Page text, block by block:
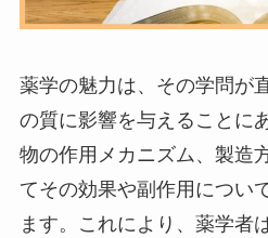
薬学の魅力は、その学問が
の質に影響を与えることに
物の作用メカニズム、製造
てその効果や副作用につい
ます。これにより、薬学者